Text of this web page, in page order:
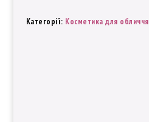
Категорії: Косметика для обличчя